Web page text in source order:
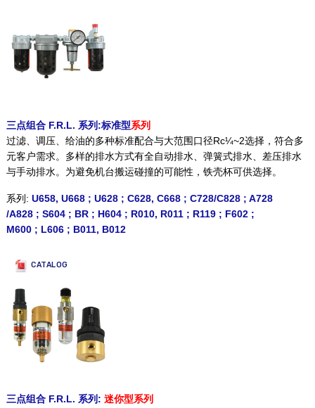
三点组合 F.R.L. 系列:标准型系列
过滤、调压、给油的多种标准配合与大范围口径Rc¼~2选择，符合多
元客户需求。多样的排水方式有全自动排水、弹簧式排水、差压排水
与手动排水。为避免机台搬运碰撞的可能性，铁壳杯可供选择。
系列: U658, U668 ; U628 ; C628, C668 ; C728/C828 ; A728
/A828 ; S604 ; BR ; H604 ; R010, R011 ; R119 ; F602 ;
M600 ; L606 ; B011, B012
CATALOG
三点组合 F.R.L. 系列:迷你型系列